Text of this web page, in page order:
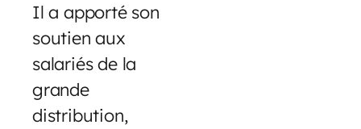
Il a apporté son
soutien aux
salariés de la
grande
distribution,